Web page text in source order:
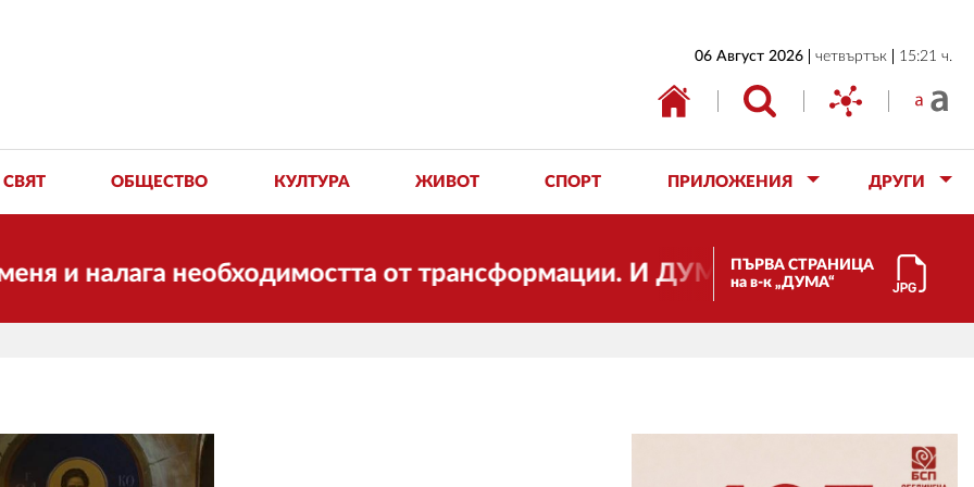
06 Август 2026 четвъртък 15:21 ч.
СВЯТ ОБЩЕСТВО КУЛТУРА ЖИВОТ СПОРТ ПРИЛОЖЕНИЯ ДРУГИ
необходимостта от трансформации. И ДУМА се променя и става
ПЪРВА СТРАНИЦА
на в-к „ДУМА“
ИКОНОМИКА
ОБЩЕСТВО